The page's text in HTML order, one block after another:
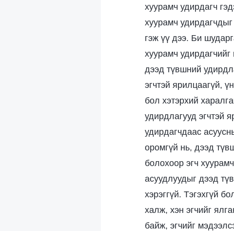
хуурамч удирдагч
хуурамч
гэж үү дээ. Би
хуурамч
дээд түвшний
эгчтэй ярилцаагүй,
бол хэтэрхий
удирдлагууд эгчтэй
удирдагчдаас
оромгүй нь, дээд
болохоор эгч
асуудлуудыг дээд
хэрэггүй. Тэгэхгүй
халж, хэн эгчийг
байж, эгчийг